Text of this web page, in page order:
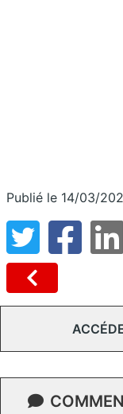
Publié le 14/03/